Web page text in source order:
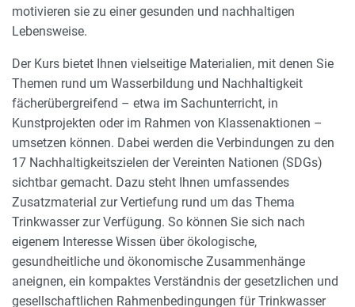
motivieren sie zu einer gesunden und nachhaltigen
Lebensweise.
Der Kurs bietet Ihnen vielseitige Materialien, mit denen Sie
Themen rund um Wasserbildung und Nachhaltigkeit
fächerübergreifend – etwa im Sachunterricht, in
Kunstprojekten oder im Rahmen von Klassenaktionen –
umsetzen können. Dabei werden die Verbindungen zu den
17 Nachhaltigkeitszielen der Vereinten Nationen (SDGs)
sichtbar gemacht. Dazu steht Ihnen umfassendes
Zusatzmaterial zur Vertiefung rund um das Thema
Trinkwasser zur Verfügung. So können Sie sich nach
eigenem Interesse Wissen über ökologische,
gesundheitliche und ökonomische Zusammenhänge
aneignen, ein kompaktes Verständnis der gesetzlichen und
gesellschaftlichen Rahmenbedingungen für Trinkwasser